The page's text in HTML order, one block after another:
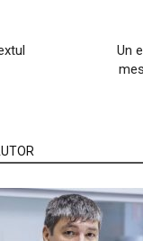
Un